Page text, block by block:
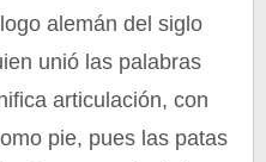
alemán del siglo
unió las palabras
articulación, con
pie, pues las patas